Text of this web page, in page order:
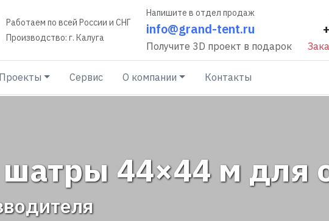
Работаем по всей России и СНГ
Производство: г. Калуга
Напишите в отдел продаж
info@grand-tent.ru
Получите 3D проект в подарок
Проекты Сервис О компании Контакты
44×44 м для